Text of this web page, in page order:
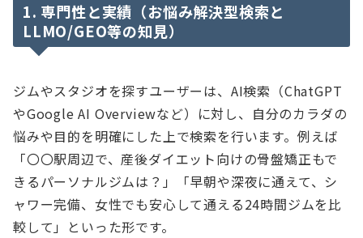
1. 専門性と実績（お悩み解決型検索と
LLMO/GEO等の知見）
ジムやスタジオを探すユーザーは、AI検索（ChatGPT
やGoogle AI Overviewなど）に対し、自分のカラダの
悩みや目的を明確にした上で検索を行います。例えば
「〇〇駅周辺で、産後ダイエット向けの骨盤矯正もで
きるパーソナルジムは？」「早朝や深夜に通えて、シ
ャワー完備、女性でも安心して通える24時間ジムを比
較して」といった形です。